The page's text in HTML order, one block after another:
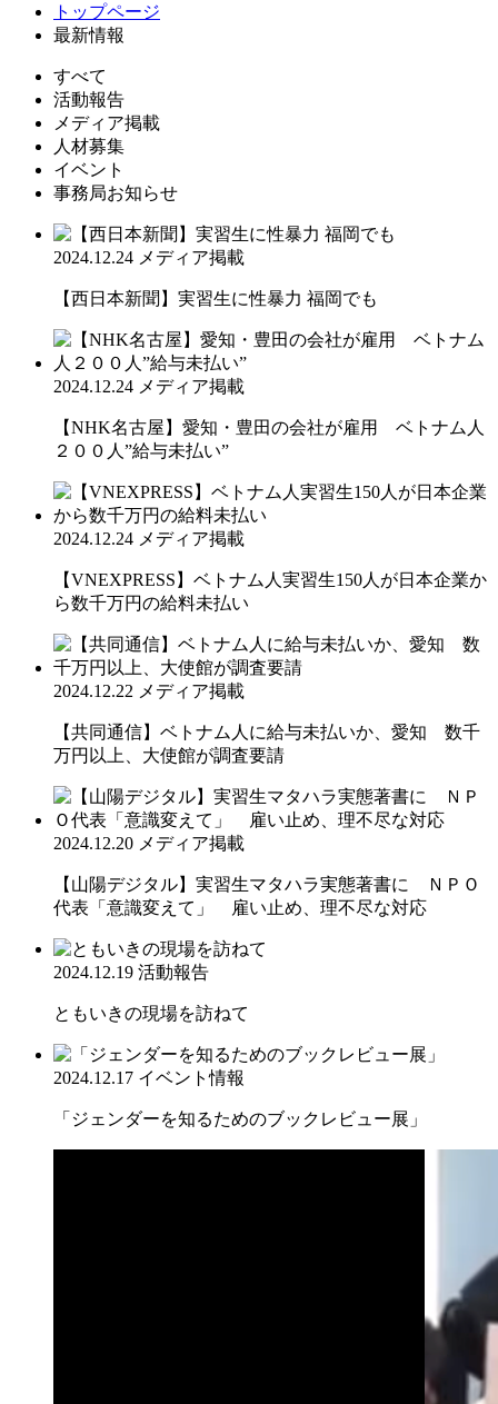
トップページ
最新情報
すべて
活動報告
メディア掲載
人材募集
イベント
事務局お知らせ
2024.12.24 メディア掲載
【西日本新聞】実習生に性暴力 福岡でも
2024.12.24 メディア掲載
【NHK名古屋】愛知・豊田の会社が雇用 ベトナム人
２００人”給与未払い”
2024.12.24 メディア掲載
【VNEXPRESS】ベトナム人実習生150人が日本企業か
ら数千万円の給料未払い
2024.12.22 メディア掲載
【共同通信】ベトナム人に給与未払いか、愛知 数千
万円以上、大使館が調査要請
2024.12.20 メディア掲載
【山陽デジタル】実習生マタハラ実態著書に ＮＰＯ
代表「意識変えて」 雇い止め、理不尽な対応
2024.12.19 活動報告
ともいきの現場を訪ねて
2024.12.17 イベント情報
「ジェンダーを知るためのブックレビュー展」